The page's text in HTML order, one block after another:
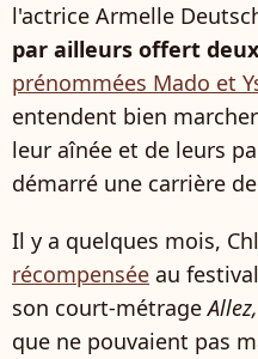
l'actrice Armelle
par ailleurs offert
prénommées Mado et
entendent bien
leur aînée et de leurs
démarré une carrière
Il y a quelques mois,
récompensée au
son court-métrage
que ne pouvaient pas